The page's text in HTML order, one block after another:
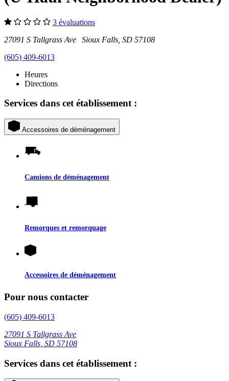
3 évaluations
27091 S Tallgrass Ave Sioux Falls, SD 57108
(605) 409-6013
Heures
Directions
Services dans cet établissement :
Accessoires de déménagement
Camions de déménagement
Remorques et remorquage
Accessoires de déménagement
Pour nous contacter
(605) 409-6013
27091 S Tallgrass Ave
Sioux Falls, SD 57108
Services dans cet établissement :